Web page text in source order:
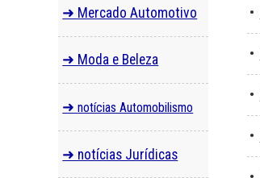
➜ Mercado Automotivo
➜ Moda e Beleza
➜notícias Automobilismo
➜ notícias Jurídicas
•
•
•
•